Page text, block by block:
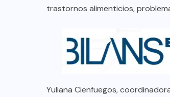
trastornos alimenticios,
Yuliana Cienfuegos,